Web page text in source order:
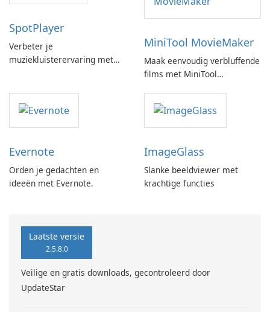
SpotPlayer
Verbeter je
muziekluisterervaring met
MiniTool MovieMaker
Maak eenvoudig verbluffende
films met MiniTool
Evernote
Orden je gedachten en
ideeën met Evernote.
ImageGlass
Slanke beeldviewer met
krachtige functies
Laatste versie
2.5.8.0
Veilige en gratis downloads, gecontroleerd door
UpdateStar